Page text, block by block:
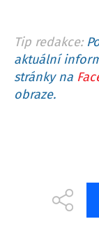
Tip redakce:
aktuální
stránky na
obraze.